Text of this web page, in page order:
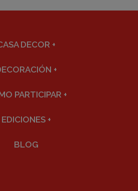
DECOR +
+
PARTICIPAR +
EDICIONES +
BLOG